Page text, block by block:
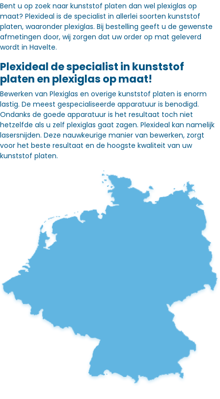
Bent u op zoek naar kunststof platen dan wel plexiglas op
maat? Plexideal is de specialist in allerlei soorten kunststof
platen, waaronder plexiglas. Bij bestelling geeft u de gewenste
afmetingen door, wij zorgen dat uw order op mat geleverd
wordt in Havelte.
Plexideal de specialist in kunststof
platen en plexiglas op maat!
Bewerken van Plexiglas en overige kunststof platen is enorm
lastig. De meest gespecialiseerde apparatuur is benodigd.
Ondanks de goede apparatuur is het resultaat toch niet
hetzelfde als u zelf plexiglas gaat zagen. Plexideal kan namelijk
lasersnijden. Deze nauwkeurige manier van bewerken, zorgt
voor het beste resultaat en de hoogste kwaliteit van uw
kunststof platen.